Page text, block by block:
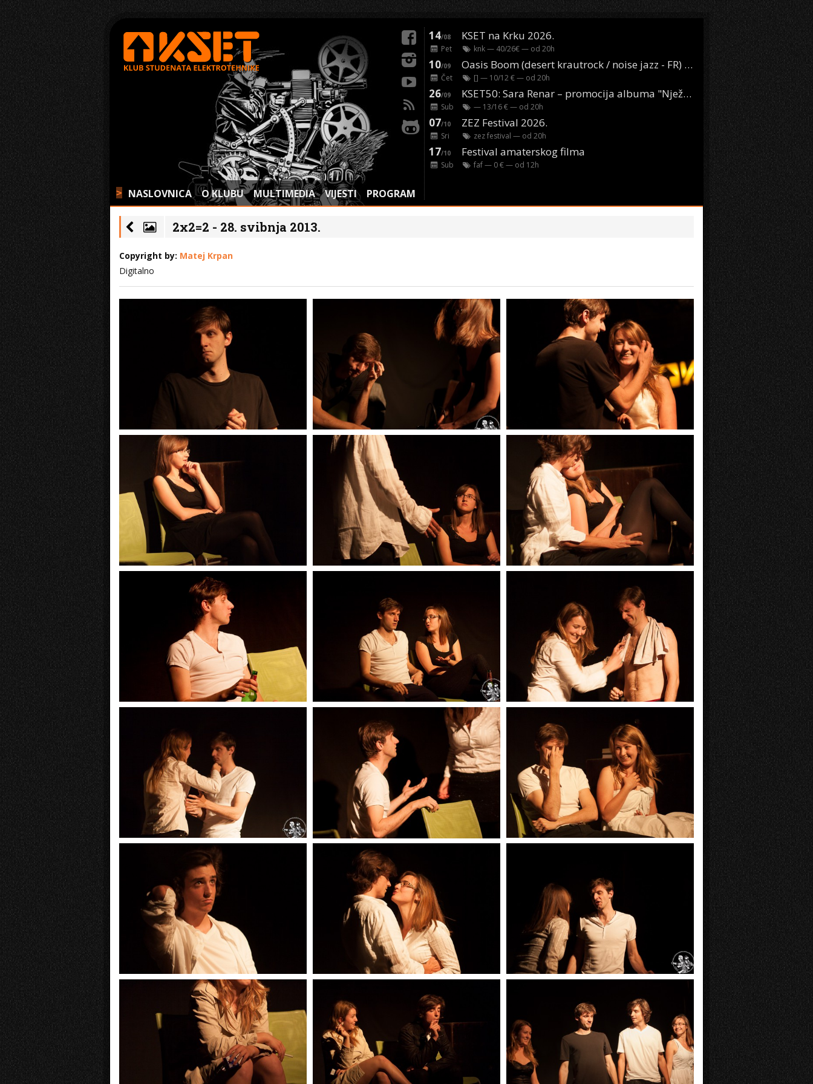
> NASLOVNICA O KLUBU MULTIMEDIA VIJESTI PROGRAM
14/08 KSET na Krku 2026.
Pet knk— 40/26€ — od 20h
10/09 Oasis Boom (desert krautrock / noise jazz - FR) @ KONTEJNER
Čet [] — 10/12 € — od 20h
26/09 KSET50: Sara Renar – promocija albuma "Nježne riječi" @ Močvara
Sub — 13/16 € — od 20h
07/10 ZEZ Festival 2026.
Sri zez festival — od 20h
17/10 Festival amaterskog filma
Sub faf— 0 € — od 12h
2x2=2 - 28. svibnja 2013.
Copyright by: Matej Krpan
Digitalno